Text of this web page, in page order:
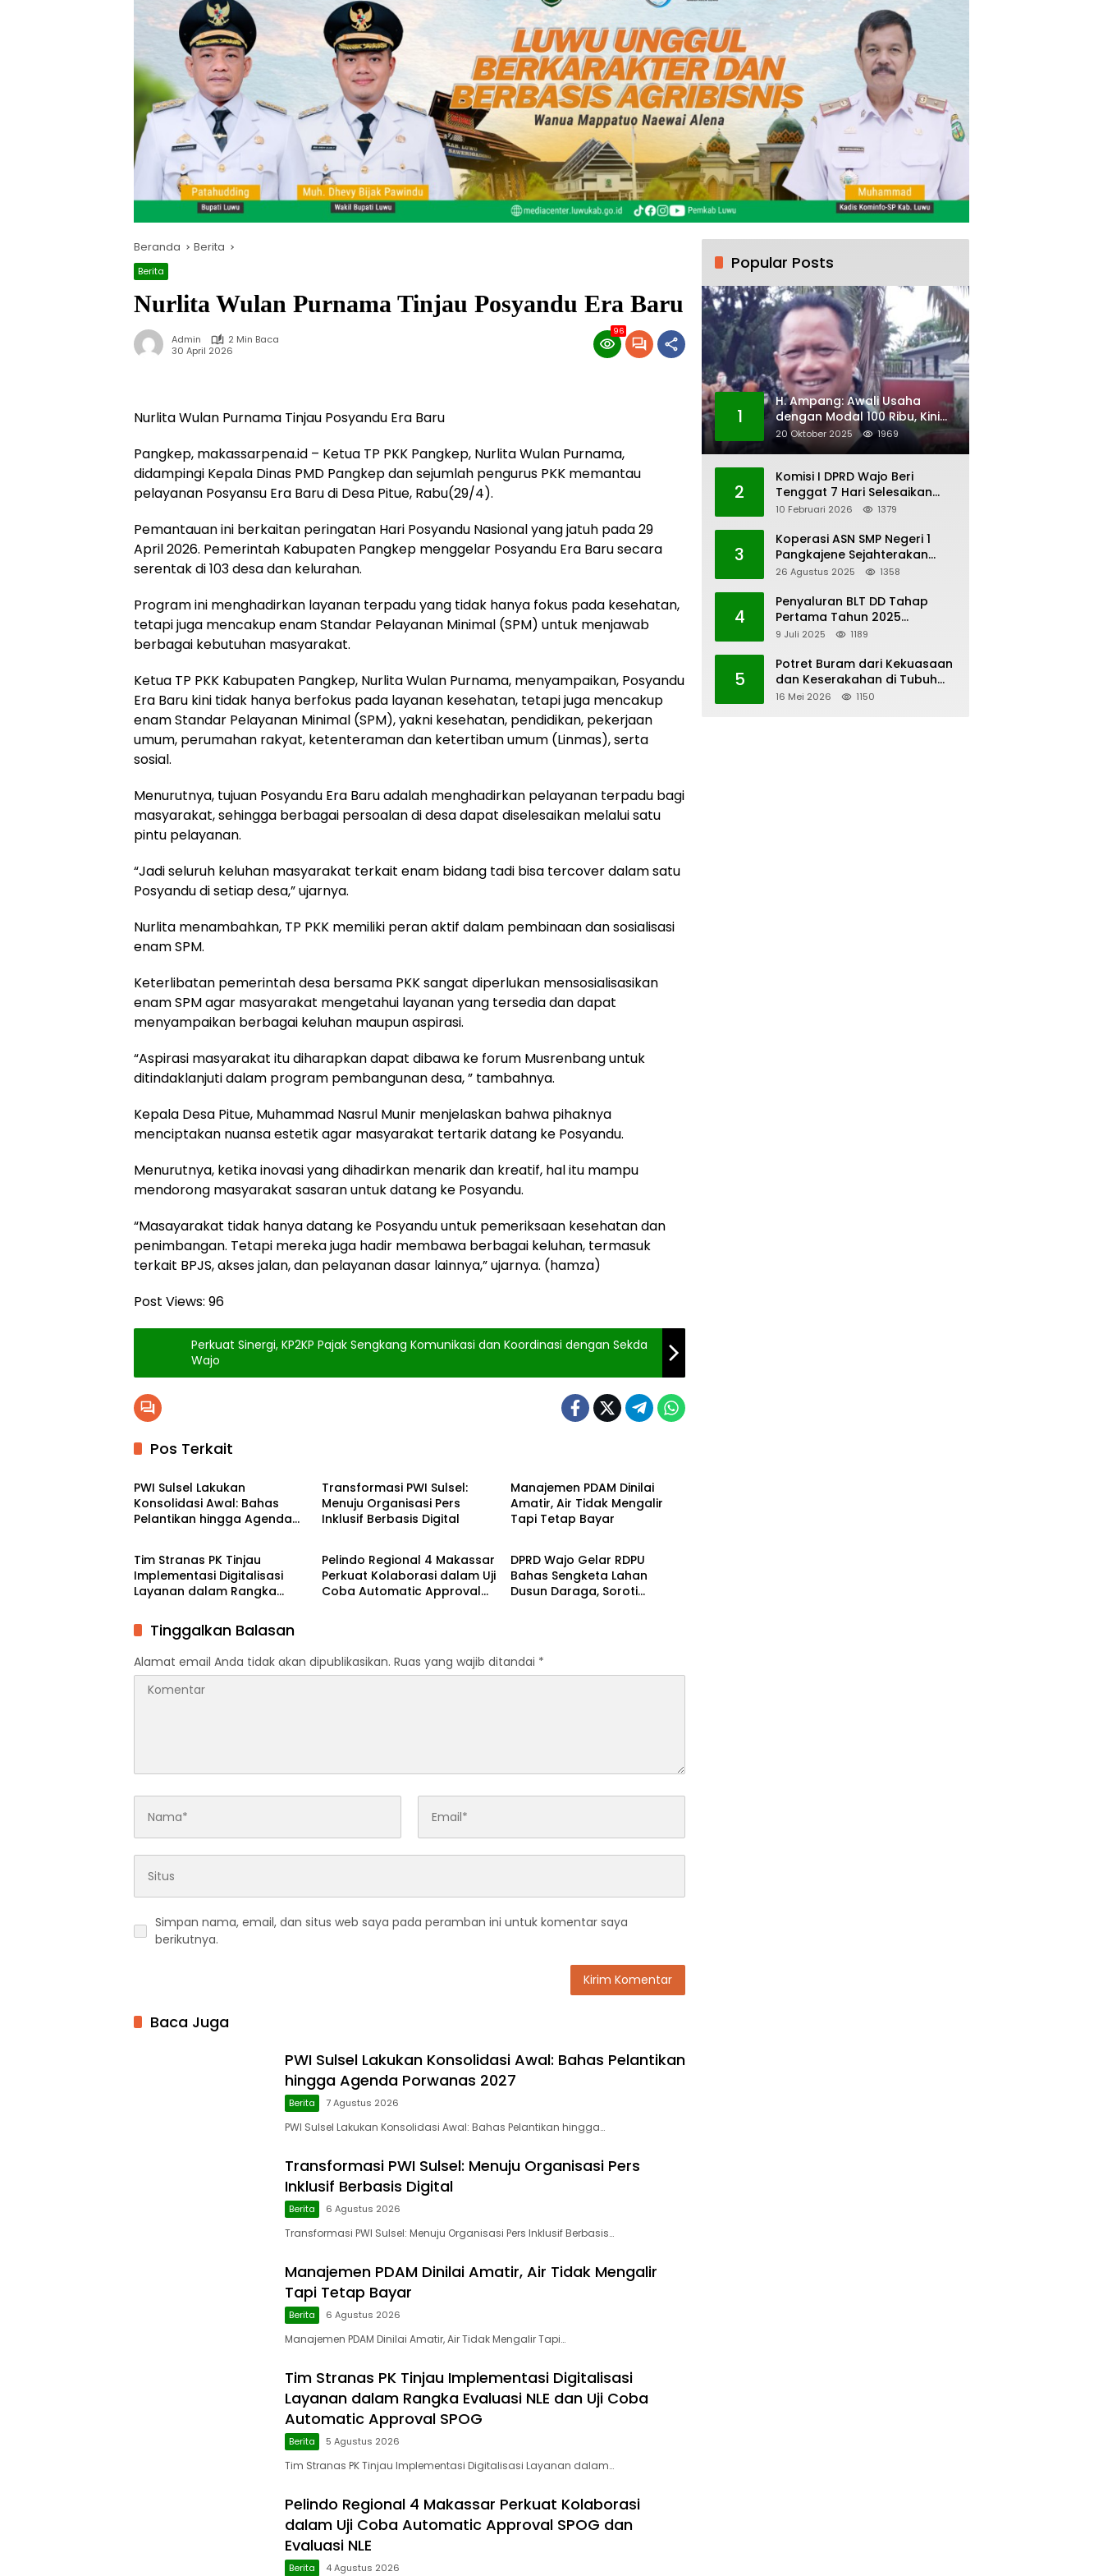
Beranda Berita
Berita
Nurlita Wulan Purnama Tinjau Posyandu Era Baru
Admin
2 Min Baca
30 April 2026
96
Nurlita Wulan Purnama Tinjau Posyandu Era Baru
Pangkep, makassarpena.id – Ketua TP PKK Pangkep, Nurlita Wulan Purnama,
didampingi Kepala Dinas PMD Pangkep dan sejumlah pengurus PKK memantau
pelayanan Posyansu Era Baru di Desa Pitue, Rabu(29/4).
Pemantauan ini berkaitan peringatan Hari Posyandu Nasional yang jatuh pada 29
April 2026. Pemerintah Kabupaten Pangkep menggelar Posyandu Era Baru secara
serentak di 103 desa dan kelurahan.
Program ini menghadirkan layanan terpadu yang tidak hanya fokus pada kesehatan,
tetapi juga mencakup enam Standar Pelayanan Minimal (SPM) untuk menjawab
berbagai kebutuhan masyarakat.
Ketua TP PKK Kabupaten Pangkep, Nurlita Wulan Purnama, menyampaikan, Posyandu
Era Baru kini tidak hanya berfokus pada layanan kesehatan, tetapi juga mencakup
enam Standar Pelayanan Minimal (SPM), yakni kesehatan, pendidikan, pekerjaan
umum, perumahan rakyat, ketenteraman dan ketertiban umum (Linmas), serta
sosial.
Menurutnya, tujuan Posyandu Era Baru adalah menghadirkan pelayanan terpadu bagi
masyarakat, sehingga berbagai persoalan di desa dapat diselesaikan melalui satu
pintu pelayanan.
“Jadi seluruh keluhan masyarakat terkait enam bidang tadi bisa tercover dalam satu
Posyandu di setiap desa,” ujarnya.
Nurlita menambahkan, TP PKK memiliki peran aktif dalam pembinaan dan sosialisasi
enam SPM.
Keterlibatan pemerintah desa bersama PKK sangat diperlukan mensosialisasikan
enam SPM agar masyarakat mengetahui layanan yang tersedia dan dapat
menyampaikan berbagai keluhan maupun aspirasi.
“Aspirasi masyarakat itu diharapkan dapat dibawa ke forum Musrenbang untuk
ditindaklanjuti dalam program pembangunan desa, ” tambahnya.
Kepala Desa Pitue, Muhammad Nasrul Munir menjelaskan bahwa pihaknya
menciptakan nuansa estetik agar masyarakat tertarik datang ke Posyandu.
Menurutnya, ketika inovasi yang dihadirkan menarik dan kreatif, hal itu mampu
mendorong masyarakat sasaran untuk datang ke Posyandu.
“Masayarakat tidak hanya datang ke Posyandu untuk pemeriksaan kesehatan dan
penimbangan. Tetapi mereka juga hadir membawa berbagai keluhan, termasuk
terkait BPJS, akses jalan, dan pelayanan dasar lainnya,” ujarnya. (hamza)
Post Views: 96
Perkuat Sinergi, KP2KP Pajak Sengkang Komunikasi dan Koordinasi dengan Sekda
Wajo
Pos Terkait
Berita
PWI Sulsel Lakukan
Konsolidasi Awal: Bahas
Pelantikan hingga Agenda
Transformasi PWI Sulsel:
Menuju Organisasi Pers
Inklusif Berbasis Digital
Manajemen PDAM Dinilai
Amatir, Air Tidak Mengalir
Tapi Tetap Bayar
Berita
Tim Stranas PK Tinjau
Implementasi Digitalisasi
Layanan dalam Rangka
Automatic Approval SPOG
Berita
Pelindo Regional 4 Makassar
Perkuat Kolaborasi dalam Uji
Coba Automatic Approval
Berita
DPRD Wajo Gelar RDPU
Bahas Sengketa Lahan
Dusun Daraga, Soroti
Tinggalkan Balasan
Alamat email Anda tidak akan dipublikasikan. Ruas yang wajib ditandai *
Simpan nama, email, dan situs web saya pada peramban ini untuk komentar saya
berikutnya.
Baca Juga
PWI Sulsel Lakukan Konsolidasi Awal: Bahas Pelantikan
hingga Agenda Porwanas 2027
Berita 7 Agustus 2026
PWI Sulsel Lakukan Konsolidasi Awal: Bahas Pelantikan hingga…
Transformasi PWI Sulsel: Menuju Organisasi Pers
Inklusif Berbasis Digital
Berita 6 Agustus 2026
Transformasi PWI Sulsel: Menuju Organisasi Pers Inklusif Berbasis…
Manajemen PDAM Dinilai Amatir, Air Tidak Mengalir
Tapi Tetap Bayar
Berita 6 Agustus 2026
Manajemen PDAM Dinilai Amatir, Air Tidak Mengalir Tapi…
Tim Stranas PK Tinjau Implementasi Digitalisasi
Layanan dalam Rangka Evaluasi NLE dan Uji Coba
Automatic Approval SPOG
Berita 5 Agustus 2026
Tim Stranas PK Tinjau Implementasi Digitalisasi Layanan dalam…
Pelindo Regional 4 Makassar Perkuat Kolaborasi
dalam Uji Coba Automatic Approval SPOG dan
Evaluasi NLE
Berita 4 Agustus 2026
Popular Posts
1
H. Ampang: Awali Usaha
dengan Modal 100 Ribu, Kini
Jadi Jutawan
20 Oktober 2025 1969
2
Komisi I DPRD Wajo Beri
Tenggat 7 Hari Selesaikan
Polemik Pengangkatan KAUR
10 Februari 2026 1379
3
Koperasi ASN SMP Negeri 1
Pangkajene Sejahterakan
Anggota
26 Agustus 2025 1358
4
Penyaluran BLT DD Tahap
Pertama Tahun 2025
Lembang Kaero
9 Juli 2025 1189
5
Potret Buram dari Kekuasaan
dan Keserakahan di Tubuh
PWI Sulsel
16 Mei 2026 1150